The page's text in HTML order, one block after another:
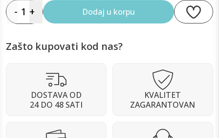
- 1 + Dodaj u korpu
Zašto kupovati kod nas?
DOSTAVA OD
24 DO 48 SATI
KVALITET
ZAGARANTOVAN